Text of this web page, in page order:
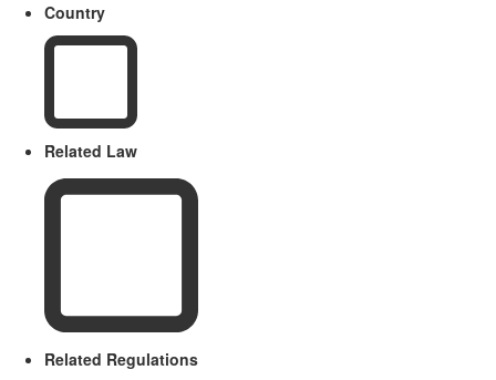
Country
Related Law
Related Regulations